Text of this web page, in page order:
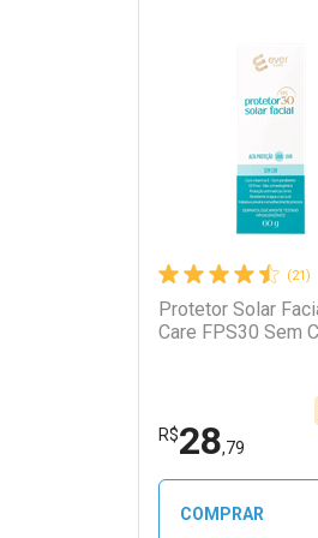
Ativar Desconto
(21)
Protetor Solar
Care FPS30 Sem
R$28,79
COMPRAR